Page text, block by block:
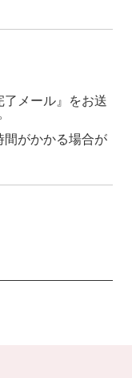
了メール』をお送
間がかかる場合が